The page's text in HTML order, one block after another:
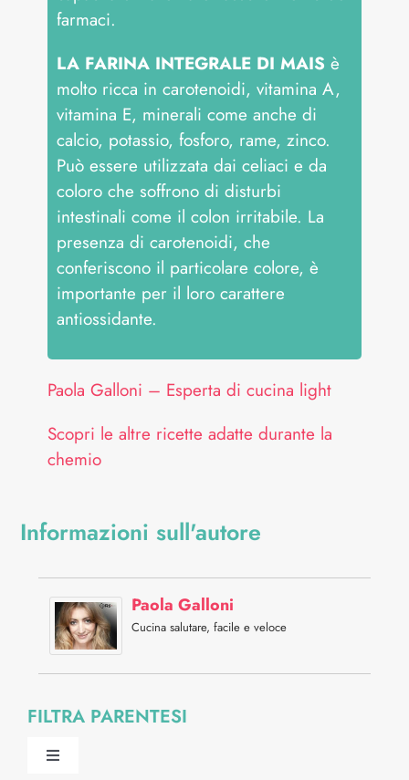
farmaci.
LA FARINA INTEGRALE DI MAIS è
molto ricca in carotenoidi, vitamina A,
vitamina E, minerali come anche di
calcio, potassio, fosforo, rame, zinco.
Può essere utilizzata dai celiaci e da
coloro che soffrono di disturbi
intestinali come il colon irritabile. La
presenza di carotenoidi, che
conferiscono il particolare colore, è
importante per il loro carattere
antiossidante.
Paola Galloni – Esperta di cucina light
Scopri le altre ricette adatte durante la
chemio
Informazioni sull'autore
Paola Galloni
Cucina salutare, facile e veloce
FILTRA PARENTESI
Toggle